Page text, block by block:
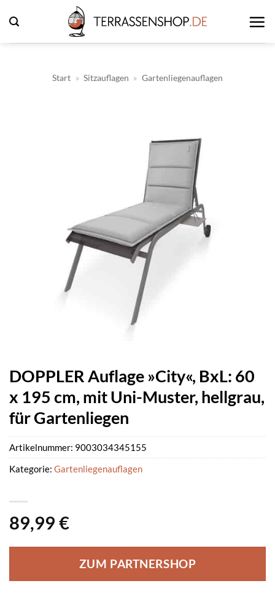
Inhalt
springen
Start » Sitzauflagen » Gartenliegenauflagen
DOPPLER Auflage »City«, BxL: 60
x 195 cm, mit Uni-Muster, hellgrau,
für Gartenliegen
89,99 €
ZUM PARTNERSHOP
Artikelnummer: 9003034345155
Kategorie: Gartenliegenauflagen